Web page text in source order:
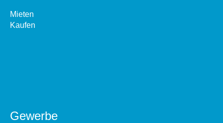
Mieten
Kaufen
Gewerbe